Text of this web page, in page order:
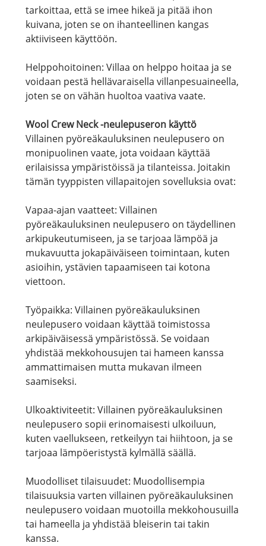
tarkoittaa, että se imee hikeä ja pitää ihon
kuivana, joten se on ihanteellinen kangas
aktiiviseen käyttöön.
Helppohoitoinen: Villaa on helppo hoitaa ja se
voidaan pestä hellävaraisella villanpesuaineella,
joten se on vähän huoltoa vaativa vaate.
Wool Crew Neck -neulepuseron käyttö
Villainen pyöreäkauluksinen neulepusero on
monipuolinen vaate, jota voidaan käyttää
erilaisissa ympäristöissä ja tilanteissa. Joitakin
tämän tyyppisten villapaitojen sovelluksia ovat:
Vapaa-ajan vaatteet: Villainen
pyöreäkauluksinen neulepusero on täydellinen
arkipukeutumiseen, ja se tarjoaa lämpöä ja
mukavuutta jokapäiväiseen toimintaan, kuten
asioihin, ystävien tapaamiseen tai kotona
viettoon.
Työpaikka: Villainen pyöreäkauluksinen
neulepusero voidaan käyttää toimistossa
arkipäiväisessä ympäristössä. Se voidaan
yhdistää mekkohousujen tai hameen kanssa
ammattimaisen mutta mukavan ilmeen
saamiseksi.
Ulkoaktiviteetit: Villainen pyöreäkauluksinen
neulepusero sopii erinomaisesti ulkoiluun,
kuten vaellukseen, retkeilyyn tai hiihtoon, ja se
tarjoaa lämpöeristystä kylmällä säällä.
Muodolliset tilaisuudet: Muodollisempia
tilaisuuksia varten villainen pyöreäkauluksinen
neulepusero voidaan muotoilla mekkohousuilla
tai hameella ja yhdistää bleiserin tai takin
kanssa.